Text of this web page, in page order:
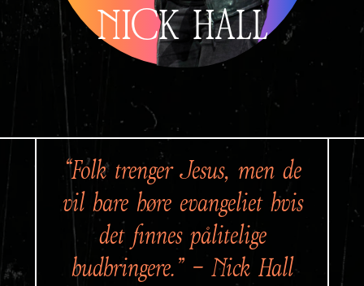
NICK HALL
“Folk trenger Jesus, men de
vil bare høre evangeliet hvis
det finnes pålitelige
budbringere.” – Nick Hall